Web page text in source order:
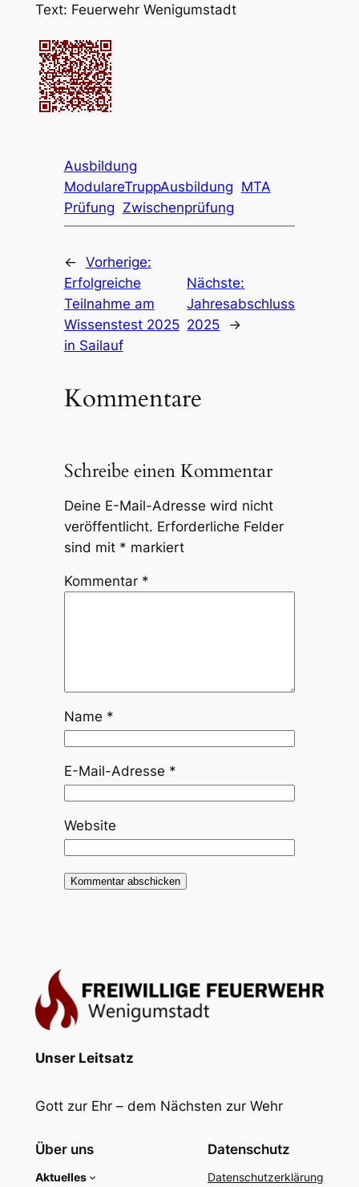
Text: Feuerwehr Wenigumstadt
Ausbildung
ModulareTruppAusbildung MTA
Prüfung Zwischenprüfung
← Vorherige:
Erfolgreiche
Teilnahme am
Wissenstest 2025
in Sailauf
Nächste:
Jahresabschluss
2025
→
Kommentare
Schreibe einen Kommentar
Deine E-Mail-Adresse wird nicht
veröffentlicht. Erforderliche Felder
sind mit * markiert
Kommentar *
Name *
E-Mail-Adresse *
Website
Unser Leitsatz
Gott zur Ehr – dem Nächsten zur Wehr
Über uns
Aktuelles
Datenschutz
Datenschutzerklärung